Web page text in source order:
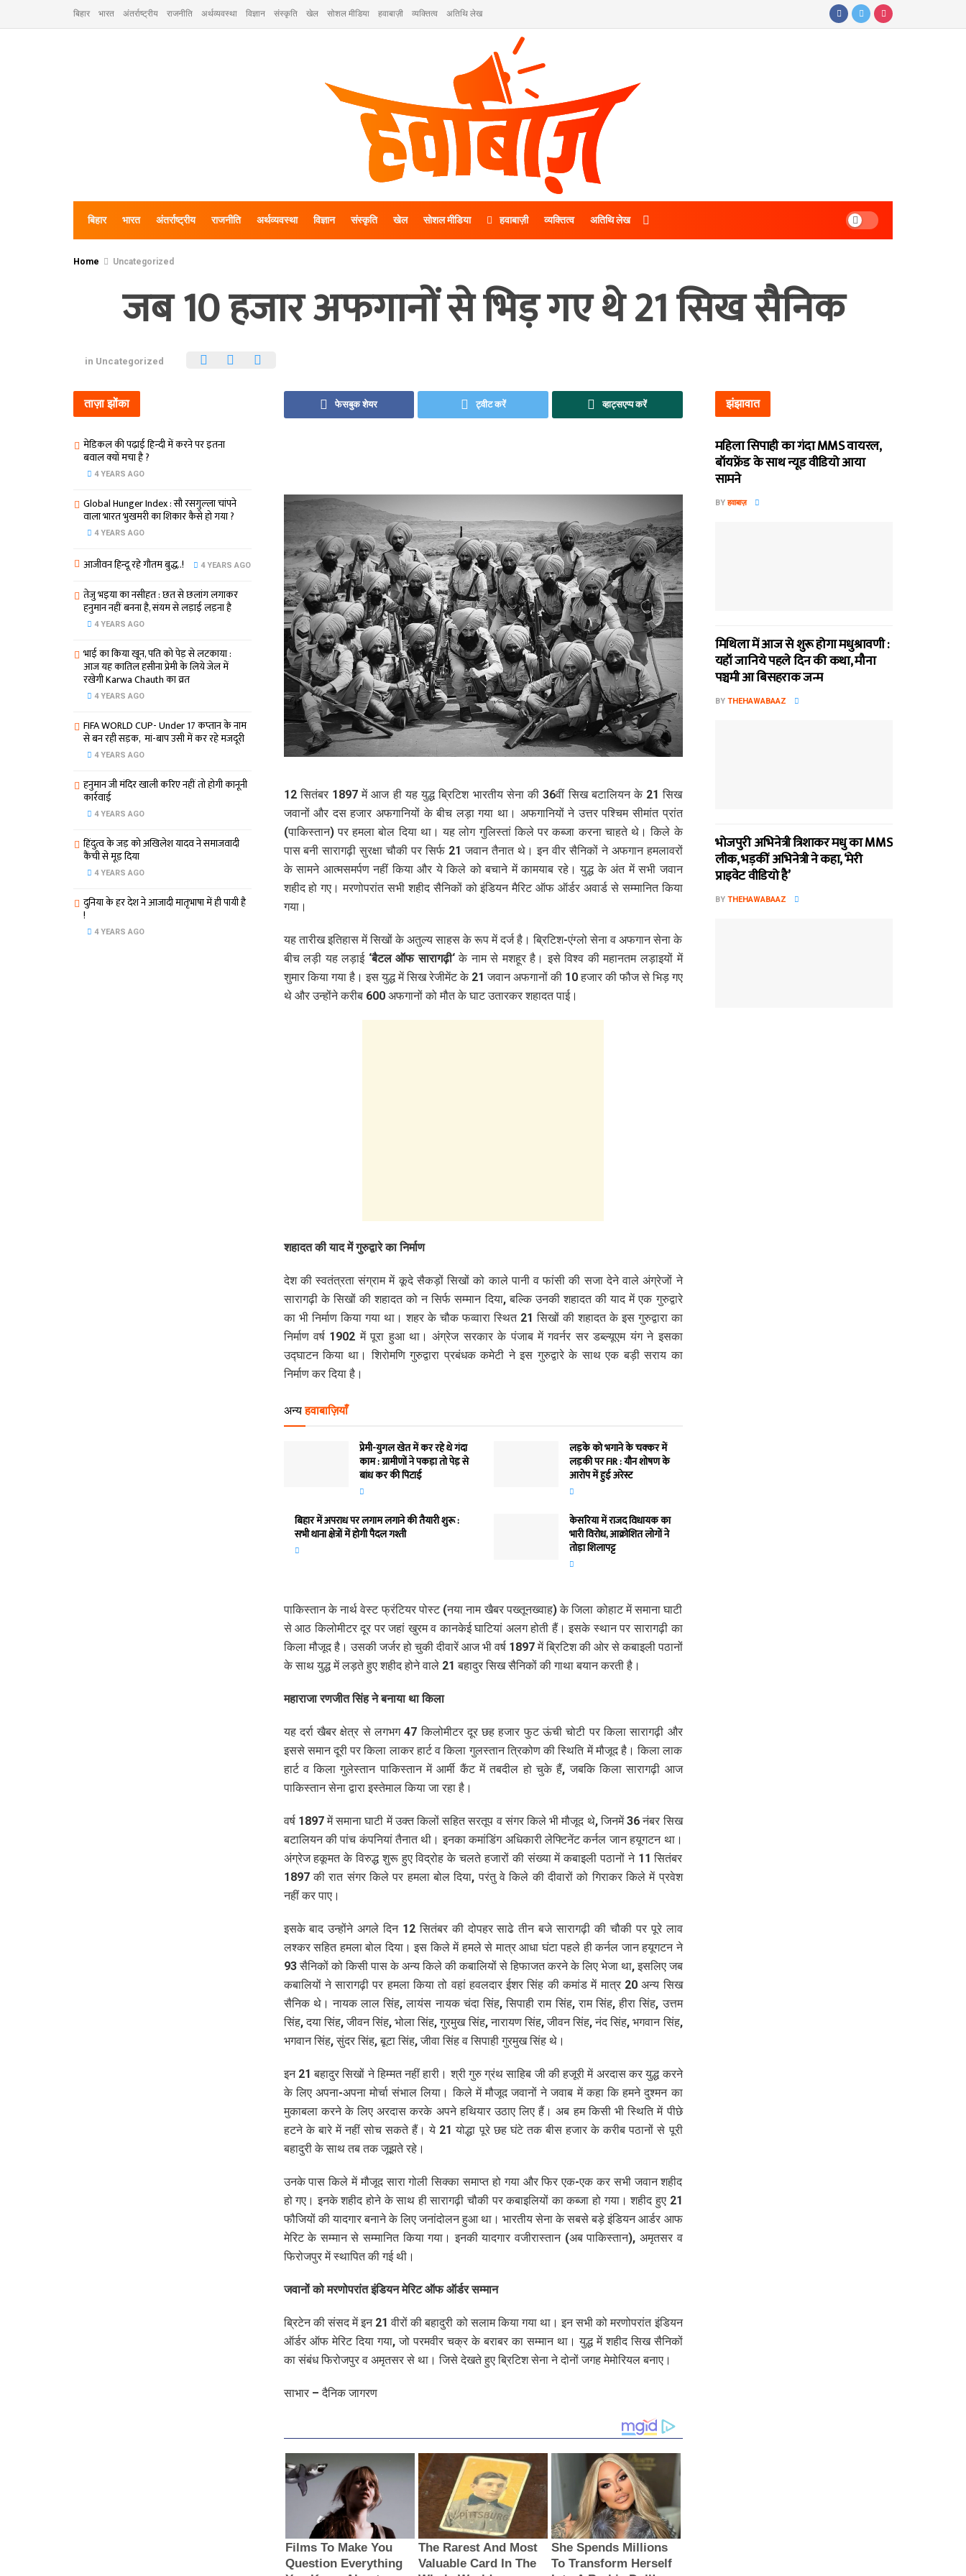
बिहार भारत अंतर्राष्ट्रीय राजनीति अर्थव्यवस्था विज्ञान संस्कृति खेल सोशल मीडिया हवाबाज़ी व्यक्तित्व अतिथि लेख
बिहार भारत अंतर्राष्ट्रीय राजनीति अर्थव्यवस्था विज्ञान संस्कृति खेल सोशल मीडिया हवाबाज़ी व्यक्तित्व अतिथि लेख
Home Uncategorized
जब 10 हजार अफगानों से भिड़ गए थे 21 सिख सैनिक
in Uncategorized
फेसबुक शेयर ट्वीट करें व्हाट्सएप्प करें
12 सितंबर 1897 में आज ही यह युद्ध ब्रिटिश भारतीय सेना की 36वीं सिख बटालियन के 21 सिख
जवानों और दस हजार अफगानियों के बीच लड़ा गया था। अफगानियों ने उत्तर पश्चिम सीमांत प्रांत
(पाकिस्तान) पर हमला बोल दिया था। यह लोग गुलिस्तां किले पर कब्जा करना चाहते थे। किले के
पास बनी सारागढ़ी सुरक्षा चौकी पर सिर्फ 21 जवान तैनात थे। इन वीर सैनिकों ने अफगान हमलावरों
के सामने आत्मसमर्पण नहीं किया और ये किले को बचाने में कामयाब रहे। युद्ध के अंत में सभी जवान
शहीद हो गए। मरणोपरांत सभी शहीद सैनिकों को इंडियन मैरिट ऑफ ऑर्डर अवार्ड से सम्मानित किया
गया।
यह तारीख इतिहास में सिखों के अतुल्य साहस के रूप में दर्ज है। ब्रिटिश-एंग्लो सेना व अफगान सेना के
बीच लड़ी यह लड़ाई‘बैटल ऑफ सारागढ़ी‘के नाम से मशहूर है। इसे विश्व की महानतम लड़ाइयों में
शुमार किया गया है। इस युद्ध में सिख रेजीमेंट के 21 जवान अफगानों की 10 हजार की फौज से भिड़ गए
थे और उन्होंने करीब 600 अफगानों को मौत के घाट उतारकर शहादत पाई।
शहादत की याद में गुरुद्वारे का निर्माण
देश की स्वतंत्रता संग्राम में कूदे सैकड़ों सिखों को काले पानी व फांसी की सजा देने वाले अंग्रेजों ने
सारागढ़ी के सिखों की शहादत को न सिर्फ सम्मान दिया, बल्कि उनकी शहादत की याद में एक गुरुद्वारे
का भी निर्माण किया गया था। शहर के चौक फव्वारा स्थित 21 सिखों की शहादत के इस गुरुद्वारा का
निर्माण वर्ष 1902 में पूरा हुआ था। अंग्रेज सरकार के पंजाब में गवर्नर सर डब्ल्यूएम यंग ने इसका
उद्घाटन किया था। शिरोमणि गुरुद्वारा प्रबंधक कमेटी ने इस गुरुद्वारे के साथ एक बड़ी सराय का
निर्माण कर दिया है।
अन्य हवाबाज़ियाँ
प्रेमी-युगल खेत में कर रहे थे गंदा
काम : ग्रामीणों ने पकड़ा तो पेड़ से
बांध कर की पिटाई
लड़के को भगाने के चक्कर में
लड़की पर FIR : यौन शोषण के
आरोप में हुई अरेस्ट
बिहार में अपराध पर लगाम लगाने की तैयारी शुरू :
सभी थाना क्षेत्रों में होगी पैदल गश्ती
केसरिया में राजद विधायक का
भारी विरोध, आक्रोशित लोगों ने
तोड़ा शिलापट्ट
पाकिस्तान के नार्थ वेस्ट फ्रंटियर पोस्ट (नया नाम खैबर पख्तूनख्वाह) के जिला कोहाट में समाना घाटी
से आठ किलोमीटर दूर पर जहां खुरम व कानकेई घाटियां अलग होती हैं। इसके स्थान पर सारागढ़ी का
किला मौजूद है। उसकी जर्जर हो चुकी दीवारें आज भी वर्ष 1897 में ब्रिटिश की ओर से कबाइली पठानों
के साथ युद्ध में लड़ते हुए शहीद होने वाले 21 बहादुर सिख सैनिकों की गाथा बयान करती है।
महाराजा रणजीत सिंह ने बनाया था किला
यह दर्रा खैबर क्षेत्र से लगभग 47 किलोमीटर दूर छह हजार फुट ऊंची चोटी पर किला सारागढ़ी और
इससे समान दूरी पर किला लाकर हार्ट व किला गुलस्तान त्रिकोण की स्थिति में मौजूद है। किला लाक
हार्ट व किला गुलेस्तान पाकिस्तान में आर्मी कैंट में तबदील हो चुके हैं, जबकि किला सारागढ़ी आज
पाकिस्तान सेना द्वारा इस्तेमाल किया जा रहा है।
वर्ष 1897 में समाना घाटी में उक्त किलों सहित सरतूप व संगर किले भी मौजूद थे, जिनमें 36 नंबर सिख
बटालियन की पांच कंपनियां तैनात थी। इनका कमांडिंग अधिकारी लेफ्टिनेंट कर्नल जान हयूगटन था।
अंग्रेज हकूमत के विरुद्ध शुरू हुए विद्रोह के चलते हजारों की संख्या में कबाइली पठानों ने 11 सितंबर
1897 की रात संगर किले पर हमला बोल दिया, परंतु वे किले की दीवारों को गिराकर किले में प्रवेश
नहीं कर पाए।
इसके बाद उन्होंने अगले दिन 12 सितंबर की दोपहर साढे तीन बजे सारागढ़ी की चौकी पर पूरे लाव
लश्कर सहित हमला बोल दिया। इस किले में हमले से मात्र आधा घंटा पहले ही कर्नल जान हयूगटन ने
93 सैनिकों को किसी पास के अन्य किले की कबालियों से हिफाजत करने के लिए भेजा था, इसलिए जब
कबालियों ने सारागढ़ी पर हमला किया तो वहां हवलदार ईशर सिंह की कमांड में मात्र 20 अन्य सिख
सैनिक थे। नायक लाल सिंह, लायंस नायक चंदा सिंह, सिपाही राम सिंह, राम सिंह, हीरा सिंह, उत्तम
सिंह, दया सिंह, जीवन सिंह, भोला सिंह, गुरमुख सिंह, नारायण सिंह, जीवन सिंह, नंद सिंह, भगवान सिंह,
भगवान सिंह, सुंदर सिंह, बूटा सिंह, जीवा सिंह व सिपाही गुरमुख सिंह थे।
इन 21 बहादुर सिखों ने हिम्मत नहीं हारी। श्री गुरु ग्रंथ साहिब जी की हजूरी में अरदास कर युद्ध करने
के लिए अपना-अपना मोर्चा संभाल लिया। किले में मौजूद जवानों ने जवाब में कहा कि हमने दुश्मन का
मुकाबला करने के लिए अरदास करके अपने हथियार उठाए लिए हैं। अब हम किसी भी स्थिति में पीछे
हटने के बारे में नहीं सोच सकते हैं। ये 21 योद्धा पूरे छह घंटे तक बीस हजार के करीब पठानों से पूरी
बहादुरी के साथ तब तक जूझते रहे।
उनके पास किले में मौजूद सारा गोली सिक्का समाप्त हो गया और फिर एक-एक कर सभी जवान शहीद
हो गए। इनके शहीद होने के साथ ही सारागढ़ी चौकी पर कबाइलियों का कब्जा हो गया। शहीद हुए 21
फौजियों की यादगार बनाने के लिए जनांदोलन हुआ था। भारतीय सेना के सबसे बड़े इंडियन आर्डर आफ
मेरिट के सम्मान से सम्मानित किया गया। इनकी यादगार वजीरास्तान (अब पाकिस्तान), अमृतसर व
फिरोजपुर में स्थापित की गई थी।
जवानों को मरणोपरांत इंडियन मेरिट ऑफ ऑर्डर सम्मान
ब्रिटेन की संसद में इन 21 वीरों की बहादुरी को सलाम किया गया था। इन सभी को मरणोपरांत इंडियन
ऑर्डर ऑफ मेरिट दिया गया, जो परमवीर चक्र के बराबर का सम्मान था। युद्ध में शहीद सिख सैनिकों
का संबंध फिरोजपुर व अमृतसर से था। जिसे देखते हुए ब्रिटिश सेना ने दोनों जगह मेमोरियल बनाए।
साभार – दैनिक जागरण
ताज़ा झोंका
मेडिकल की पढ़ाई हिन्‍दी में करने पर इतना
बवाल क्‍यों मचा है ?
4 YEARS AGO
Global Hunger Index : सौ रसगुल्‍ला चांपने
वाला भारत भुखमरी का शिकार कैसे हो गया ?
4 YEARS AGO
आजीवन हिन्दू रहे गौतम बुद्ध..! 4 YEARS AGO
तेजु भइया का नसीहत : छत से छलांग लगाकर
हनुमान नहीं बनना है, संयम से लड़ाई लड़ना है
4 YEARS AGO
भाई का किया खून, पति को पेड़ से लटकाया :
आज यह कातिल हसीना प्रेमी के लिये जेल में
रखेगी Karwa Chauth का व्रत
4 YEARS AGO
FIFA WORLD CUP- Under 17 कप्‍तान के नाम
से बन रही सड़क, मां-बाप उसी में कर रहे मजदूरी
4 YEARS AGO
हनुमान जी मंदिर खाली करिए नहीं तो होगी कानूनी
कार्रवाई
4 YEARS AGO
हिंदुत्व के जड़ को अखिलेश यादव ने समाजवादी
कैंची से मूड़ दिया
4 YEARS AGO
दुनिया के हर देश ने आजादी मातृभाषा में ही पायी है
!
4 YEARS AGO
झंझावात
महिला सिपाही का गंदा MMS वायरल,
बॉयफ्रेंड के साथ न्यूड वीडियो आया
सामने
BY हवाबाज़
मिथि‍ला में आज से शुरू होगा मधुश्रावणी :
यहॉं जानिये पहले दिन की कथा, मौना
पञ्चमी आ बिसहराक जन्म
BY THEHAWABAAZ
भोजपुरी अभिनेत्री त्रिशाकर मधु का MMS
लीक, भड़कीं अभिनेत्री ने कहा, ‘मेरी
प्राइवेट वीडियो है’
BY THEHAWABAAZ